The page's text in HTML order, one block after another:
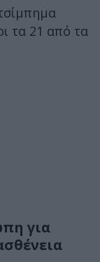
τα 21 από τα
για